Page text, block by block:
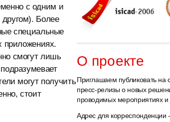
с одним и
Более
специальные
приложениях.
смогут лишь
могут получить
стоит
О проекте
Приглашаем публиковать на
пресс-релизы о новых
проводимых мероприятиях
Адрес для корреспонденции -